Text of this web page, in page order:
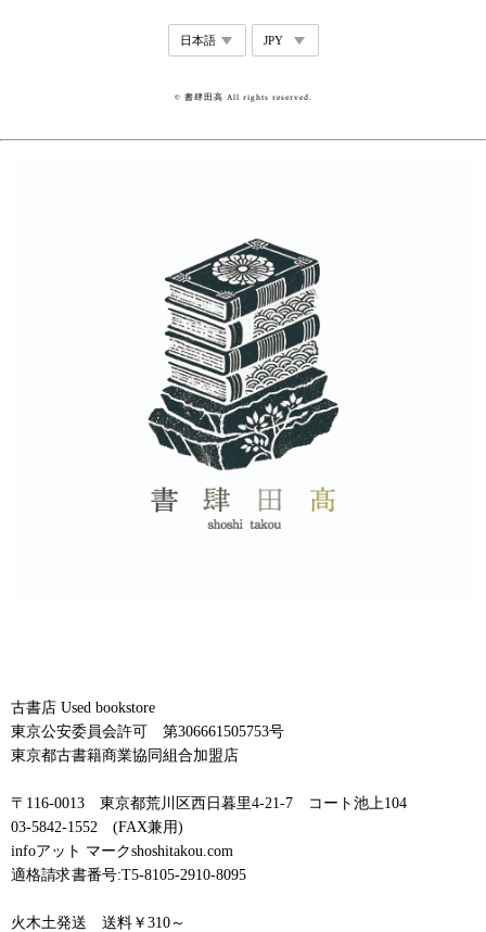
© 書肆田高 All rights reserved.
古書店 Used bookstore
東京公安委員会許可 第306661505753号
東京都古書籍商業協同組合加盟店
〒116-0013 東京都荒川区西日暮里4-21-7 コート池上104
03-5842-1552 (FAX兼用)
infoアット マークshoshitakou.com
適格請求書番号:T5-8105-2910-8095
火木土発送 送料￥310～